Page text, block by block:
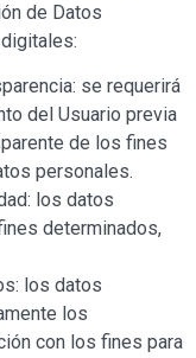
de Datos
se requerirá
del Usuario previa
de los fines
personales.
los datos
determinados,
los datos
los
con los fines para